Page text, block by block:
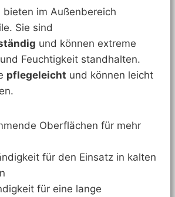
bieten im Außenbereich
Sie sind
und können extreme
Feuchtigkeit standhalten.
pflegeleicht und können leicht
Oberflächen für mehr
für den Einsatz in kalten
für eine lange